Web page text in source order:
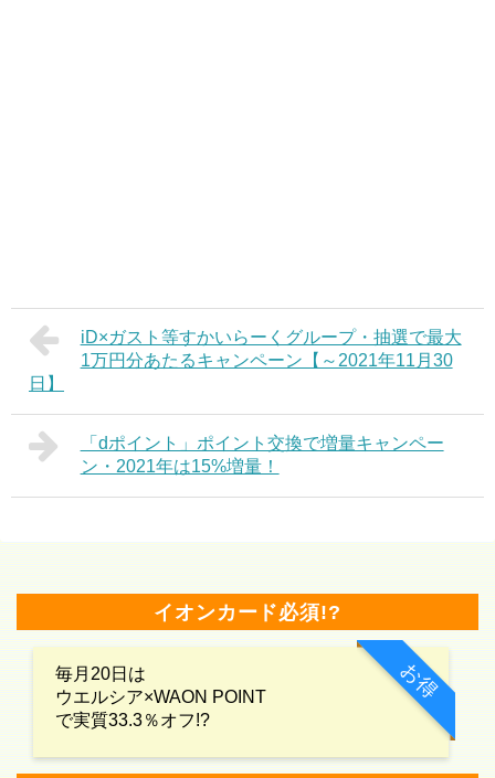
iD×ガスト等すかいらーくグループ・抽選で最大
1万円分あたるキャンペーン【～2021年11月30
日】
「dポイント」ポイント交換で増量キャンペー
ン・2021年は15%増量！
イオンカード必須!?
お得
毎月20日は
ウエルシア×WAON POINT
で実質33.3％オフ!?